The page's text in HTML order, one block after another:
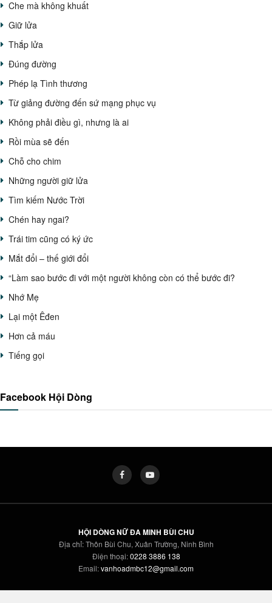
Che mà không khuất
Giữ lửa
Thắp lửa
Đúng đường
Phép lạ Tình thương
Từ giảng đường đến sứ mạng phục vụ
Không phải điều gì, nhưng là ai
Rồi mùa sẽ đến
Chỗ cho chim
Những người giữ lửa
Tìm kiếm Nước Trời
Chén hay ngai?
Trái tim cũng có ký ức
Mắt đổi – thế giới đổi
“Làm sao bước đi với một người không còn có thể bước đi?
Nhớ Mẹ
Lại một Êđen
Hơn cả máu
Tiếng gọi
Facebook Hội Dòng
HỘI DÒNG NỮ ĐA MINH BÙI CHU
Địa chỉ: Thôn Bùi Chu, Xuân Trường, Ninh Bình
Điện thoại:0228 3886 138
Email:vanhoadmbc12@gmail.com